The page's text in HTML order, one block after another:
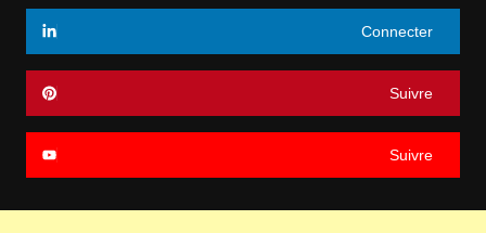
Connecter
Suivre
Suivre